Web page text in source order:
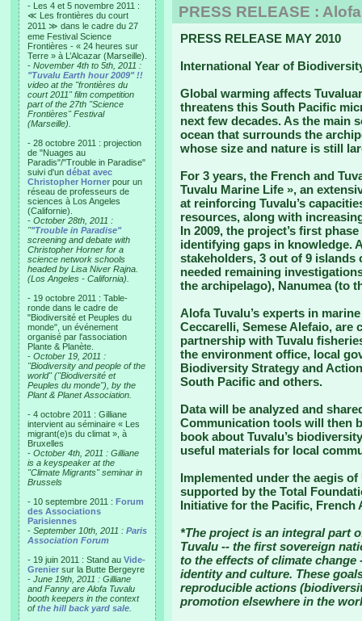
- Les 4 et 5 novembre 2011 :
≪ Les frontières du court
2011 ≫ dans le cadre du 27
eme Festival Science
Frontières - « 24 heures sur
Terre » à L’Alcazar (Marseille).
- November 4th to 5th, 2011 :
"Tuvalu Earth hour 2009" !!
video at the "frontières du
court 2011" film competition
part of the 27th "Science
Frontières" Festival
(Marseille).
- 28 octobre 2011 : projection
de "Nuages au
Paradis"/"Trouble in Paradise"
suivi d'un débat avec
Christopher Horner pour un
réseau de professeurs de
sciences à Los Angeles
(Californie).
- October 28th, 2011 :
""Trouble in Paradise"
screening and debate with
Christopher Horner for a
science network schools
headed by Lisa Niver Rajna.
(Los Angeles - California).
- 19 octobre 2011 : Table-
ronde dans le cadre de
"Biodiversité et Peuples du
monde", un événement
organisé par l'association
Plante & Planète.
- October 19, 2011 :
"Biodiversity and people of the
world" ("Biodiversité et
Peuples du monde"), by the
Plant & Planet Association.
- 4 octobre 2011 : Gilliane
intervient au séminaire « Les
migrant(e)s du climat », à
Bruxelles
- October 4th, 2011 : Gilliane
is a keyspeaker at the
"Climate Migrants" seminar in
Brussels
- 10 septembre 2011 : Forum
des Associations
Parisiennes
- September 10th, 2011 : Paris
Association Forum
- 19 juin 2011 : Stand au Vide-
Grenier sur la Butte Bergeyre
- June 19th, 2011 : Gilliane
and Fanny are Alofa Tuvalu
booth keepers in the context
ofthe hill back yard sale
PRESS RELEASE :
PRESS RELEASE MAY 2010
International Year of
Global warming affects
threatens this South Pacific
next few decades. As the main
ocean that surrounds the
whose size and nature is still
For 3 years, the French and
Tuvalu Marine Life », an
at reinforcing Tuvalu’s
resources, along with
In 2009, the project’s first
identifying gaps in knowledge.
stakeholders, 3 out of 9 islands
needed remaining
the archipelago), Nanumea (to
Alofa Tuvalu’s experts in
Ceccarelli, Semese Alefaio,
partnership with Tuvalu
the environment office, local
Biodiversity Strategy and
South Pacific and others.
Data will be analyzed and
Communication tools will then
book about Tuvalu’s
useful materials for local
Implemented under the aegis
supported by the Total
Initiative for the Pacific, French
*The project is an integral part
Tuvalu -- the first sovereign
to the effects of climate
identity and culture. These
reproducible actions
promotion elsewhere in the